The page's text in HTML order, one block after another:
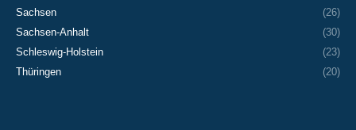
Sachsen
(26)
Sachsen-Anhalt
(30)
Schleswig-Holstein
(23)
Thüringen
(20)